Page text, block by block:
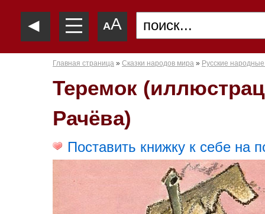
◄ —
—
— AA
Главная страница » Сказки народов мира » Русские народные
Теремок
Рачёва)
Поставить книжку к себе на